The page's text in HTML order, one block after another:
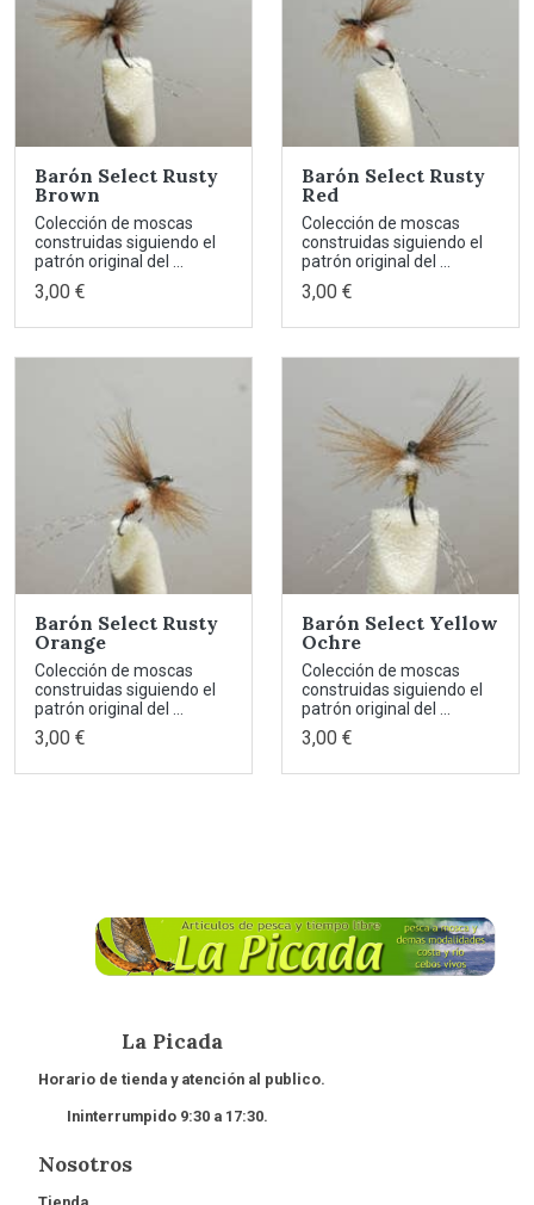
Barón Select Rusty
Brown
Colección de moscas
construidas siguiendo el
patrón original del ...
3,00 €
Barón Select Rusty
Red
Colección de moscas
construidas siguiendo el
patrón original del ...
3,00 €
Barón Select Rusty
Orange
Colección de moscas
construidas siguiendo el
patrón original del ...
3,00 €
Barón Select Yellow
Ochre
Colección de moscas
construidas siguiendo el
patrón original del ...
3,00 €
La Picada
Horario de tienda y atención al publico.
Ininterrumpido 9:30 a 17:30.
Nosotros